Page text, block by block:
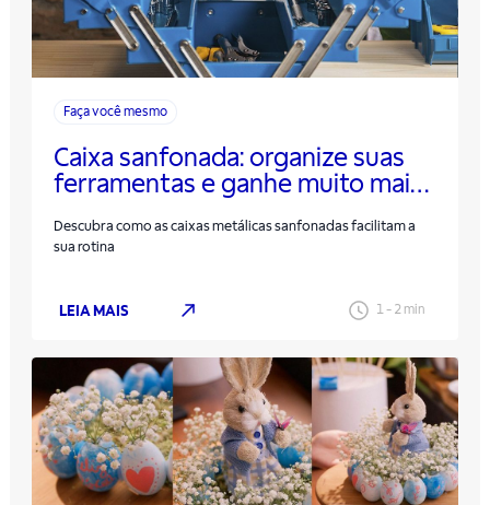
Faça você mesmo
Caixa sanfonada: organize suas
ferramentas e ganhe muito mais
Descubra como as caixas metálicas sanfonadas facilitam a
sua rotina
LEIA MAIS 1- 2 min